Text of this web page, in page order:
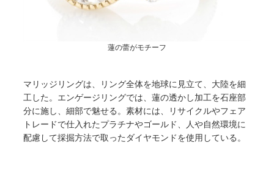
蓮の蕾がモチーフ
マリッジリングは、リング全体を地球に見立て、大陸を細
工した。エンゲージリングでは、蓮の透かし加工を石座部
分に施し、細部で魅せる。素材には、リサイクルやフェア
トレードで仕入れたプラチナやゴールド、人や自然環境に
配慮して採掘方法で取ったダイヤモンドを使用している。